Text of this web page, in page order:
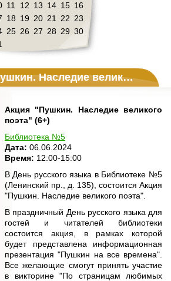
11 12 13 14 15 16
18 19 20 21 22 23
25 26 27 28 29 30
Наследие великого поэта" (6+)
Акция "Пушкин. Наследие великого
поэта" (6+)
Библиотека №5
Дата: 06.06.2024
Время: 12:00-15:00
В День русского языка в Библиотеке №5
(Ленинский пр., д. 135), состоится Акция
"Пушкин. Наследие великого поэта".
В праздничный День русского языка для
гостей и читателей библиотеки
состоится акция, в рамках которой
будет представлена информационная
презентация "Пушкин на все времена".
Все желающие смогут принять участие
в викторине "По страницам любимых